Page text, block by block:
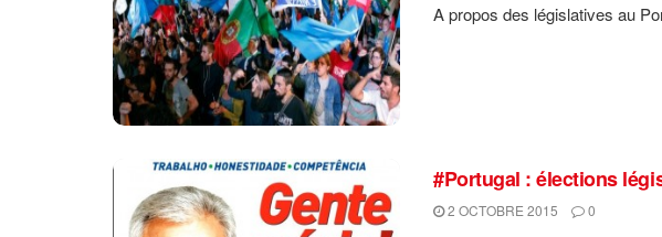
A propos des législatives au
#Portugal : élections
2 OCTOBRE 2015 0